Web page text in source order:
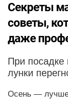
Секреты
советы,
даже
При посадке
лунки
Осень —